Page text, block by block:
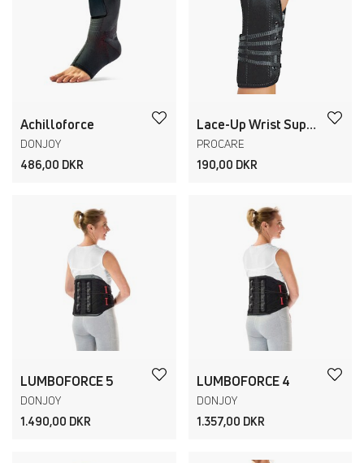
Achilloforce
DONJOY
486,00 DKR
Lace-Up Wrist Support
PROCARE
190,00 DKR
LUMBOFORCE 5
DONJOY
1.490,00 DKR
LUMBOFORCE 4
DONJOY
1.357,00 DKR